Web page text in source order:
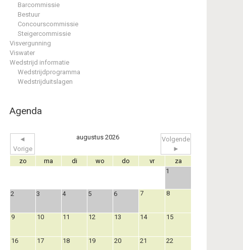
Barcommissie
Bestuur
Concourscommissie
Steigercommissie
Visvergunning
Viswater
Wedstrijd informatie
Wedstrijdprogramma
Wedstrijduitslagen
Agenda
◄
Vorige
augustus 2026
Volgende
►
zo
ma di wo do vr
za
1
2 3 4 5 6 7 8
9 10 11 12 13 14 15
16 17 18 19 20 21 22